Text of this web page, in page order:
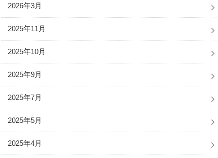
2026年3月
2025年11月
2025年10月
2025年9月
2025年7月
2025年5月
2025年4月